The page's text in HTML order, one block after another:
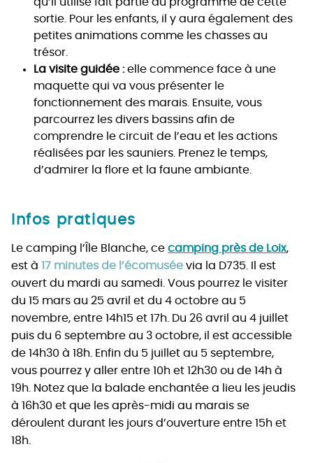
sortie. Pour les enfants, il y aura également des
petites animations comme les chasses au
trésor.
La visite guidée :elle commence face à une
maquette qui va vous présenter le
fonctionnement des marais. Ensuite, vous
parcourrez les divers bassins afin de
comprendre le circuit de l’eau et les actions
réalisées par les sauniers. Prenez le temps,
d’admirer la flore et la faune ambiante.
Infos pratiques
Le camping l’Île Blanche, ce camping près de Loix,
est à 17 minutes de l’écomusée via la D735. Il est
ouvert du mardi au samedi. Vous pourrez le visiter
du 15 mars au 25 avril et du 4 octobre au 5
novembre, entre 14h15 et 17h. Du 26 avril au 4 juillet
puis du 6 septembre au 3 octobre, il est accessible
de 14h30 à 18h. Enfin du 5 juillet au 5 septembre,
vous pourrez y aller entre 10h et 12h30 ou de 14h à
19h. Notez que la balade enchantée a lieu les jeudis
à 16h30 et que les après-midi au marais se
déroulent durant les jours d’ouverture entre 15h et
18h.